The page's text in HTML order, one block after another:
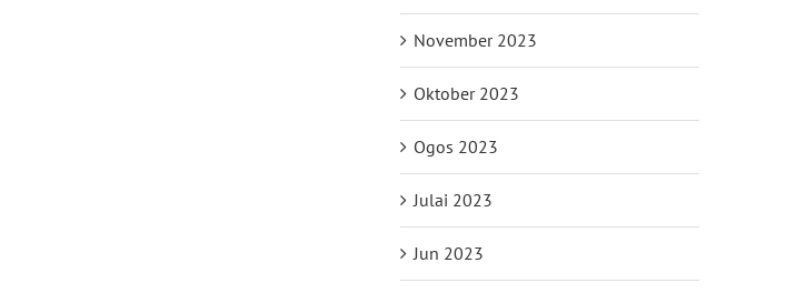
November 2023
Oktober 2023
Ogos 2023
Julai 2023
Jun 2023